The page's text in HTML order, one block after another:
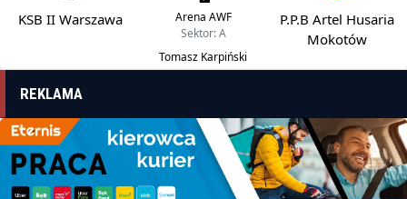
KSB II Warszawa
Arena AWF
Sektor: A
Tomasz Karpiński
P.P.B Artel Husaria
Mokotów
REKLAMA